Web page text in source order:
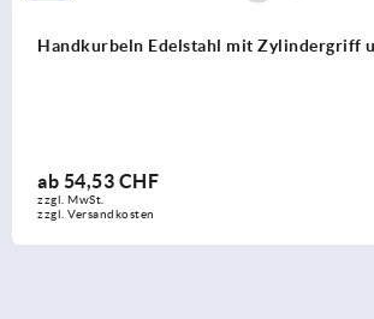
Handkurbeln gerade ähnlich DIN 469
ab17,80 CHF
zzgl. MwSt.
zzgl. Versandkosten